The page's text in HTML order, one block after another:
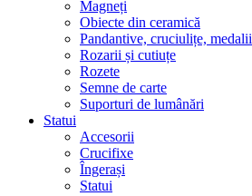
Magneți
Obiecte din ceramică
Pandantive, cruciulițe, medalii
Rozarii și cutiuțe
Rozete
Semne de carte
Suporturi de lumânări
Statui
Accesorii
Crucifixe
Îngerași
Statui